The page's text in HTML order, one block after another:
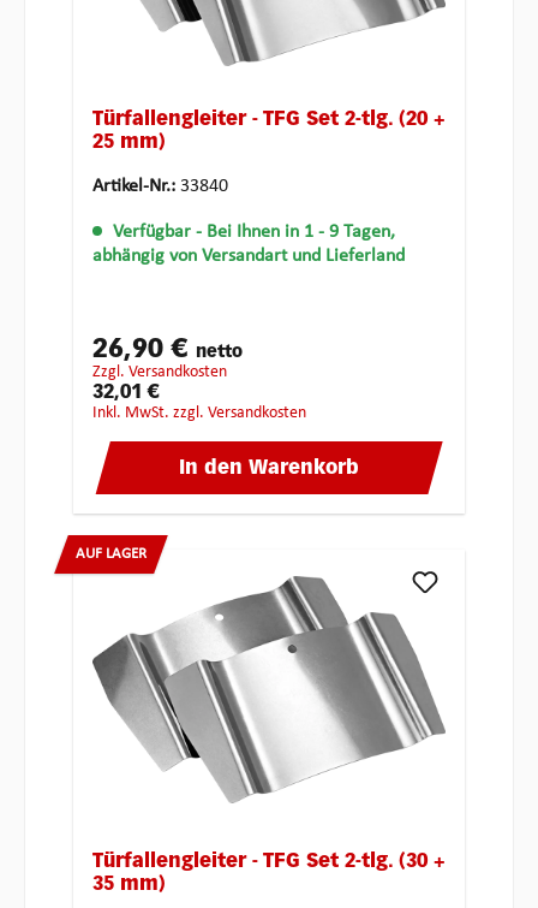
Türfallengleiter - TFG Set 2-tlg. (20 +
25 mm)
Artikel-Nr.: 33840
Verfügbar - Bei Ihnen in 1 - 9 Tagen,
abhängig von Versandart und Lieferland
26,90 € netto
zzgl. Versandkosten
32,01 €
inkl. MwSt. zzgl. Versandkosten
In den Warenkorb
AUF LAGER
Türfallengleiter - TFG Set 2-tlg. (30 +
35 mm)